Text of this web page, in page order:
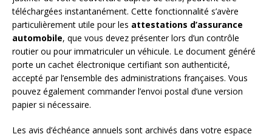
téléchargées instantanément. Cette fonctionnalité s’avère
particulièrement utile pour les attestations d’assurance
automobile, que vous devez présenter lors d’un contrôle
routier ou pour immatriculer un véhicule. Le document généré
porte un cachet électronique certifiant son authenticité,
accepté par l’ensemble des administrations françaises. Vous
pouvez également commander l’envoi postal d’une version
papier si nécessaire.
Les avis d’échéance annuels sont archivés dans votre espace